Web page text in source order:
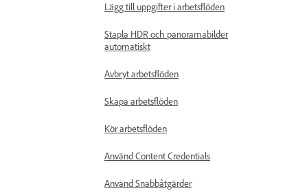
Lägg till uppgifter i arbetsflöden
Stapla HDR och panoramabilder
automatiskt
Avbryt arbetsflöden
Skapa arbetsflöden
Kör arbetsflöden
Använd Content Credentials
Använd Snabbåtgärder